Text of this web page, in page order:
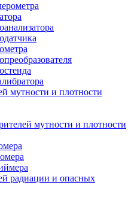
мутности и плотности
мутности и плотности
радиации и опасных